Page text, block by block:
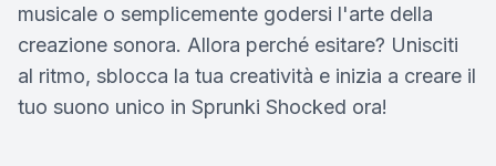
musicale o semplicemente godersi l'arte della
creazione sonora. Allora perché esitare? Unisciti
al ritmo, sblocca la tua creatività e inizia a creare il
tuo suono unico in Sprunki Shocked ora!